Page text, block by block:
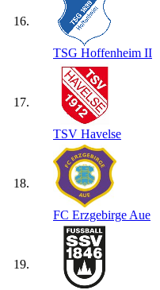
16.
TSG Hoffenheim II
17.
TSV Havelse
18.
FC Erzgebirge Aue
19.